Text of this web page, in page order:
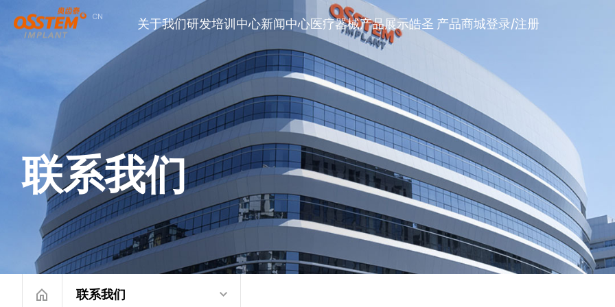
关于我们研发培训中心新闻中心医疗器械产品展示皓圣 产品商城登录/注册
联系我们
联系我们